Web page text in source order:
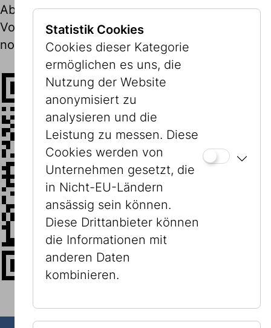
Absetzbarkeit Ihrer Spende ist die Angabe von
Vor-, Nachname und Geburtstdatum
notwendig.
Statistik Cookies
Cookies dieser Kategorie
ermöglichen es uns, die
Nutzung der Website
anonymisiert zu
analysieren und die
Leistung zu messen. Diese
Cookies werden von
Unternehmen gesetzt, die
in Nicht-EU-Ländern
ansässig sein können.
Diese Drittanbieter können
die Informationen mit
anderen Daten
kombinieren.